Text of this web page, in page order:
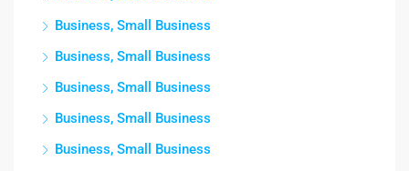
Business, Small Business
Business, Small Business
Business, Small Business
Business, Small Business
Business, Small Business